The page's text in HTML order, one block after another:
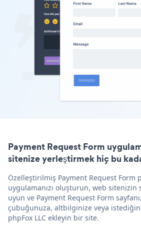
Payment Request Form
sitenize yerleştirmek hiç bu
Özelleştirilmiş Payment Request Form
uygulamanızı oluşturun, web
uyun ve Payment Request Form
çubuğunuza, altbilginize veya
phpFox LLC ekleyin bir site.